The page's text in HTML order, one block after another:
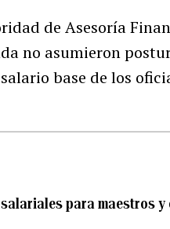
de Asesoría
no asumieron
base de los
para maestros